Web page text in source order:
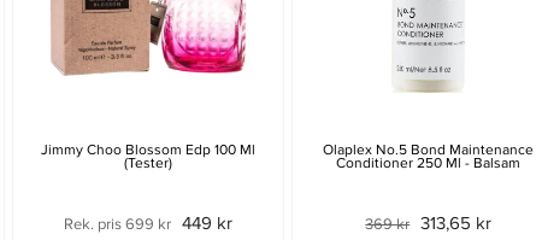
Jimmy Choo Blossom Edp 100 Ml
(tester)
Rek. pris 699 kr 449 kr
Olaplex No.5 Bond Maintenance
Conditioner 250 Ml - Balsam
369 kr 313,65 kr